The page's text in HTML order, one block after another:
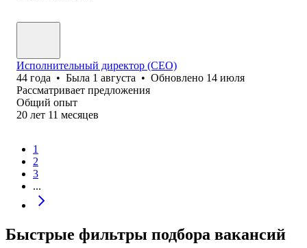
Исполнительный директор (CEO)
44 года • Была 1 августа • Обновлено 14 июля
Рассматривает предложения
Общий опыт
20 лет 11 месяцев
1
2
3
...
Быстрые фильтры подбора вакансий